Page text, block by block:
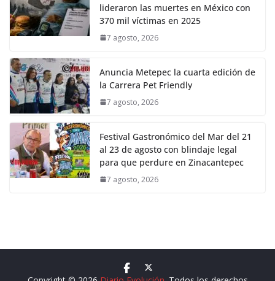
lideraron las muertes en México con
370 mil víctimas en 2025
7 agosto, 2026
Anuncia Metepec la cuarta edición de
la Carrera Pet Friendly
7 agosto, 2026
Festival Gastronómico del Mar del 21
al 23 de agosto con blindaje legal
para que perdure en Zinacantepec
7 agosto, 2026